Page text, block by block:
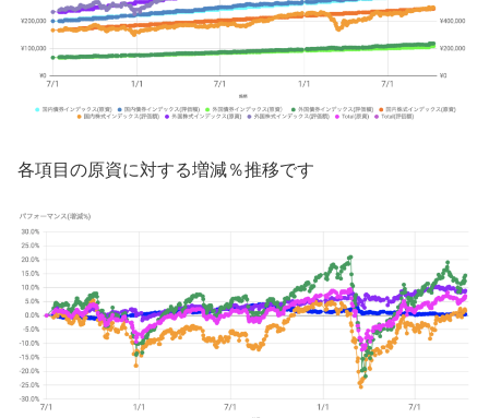
各項目の原資に対する増減％推移です